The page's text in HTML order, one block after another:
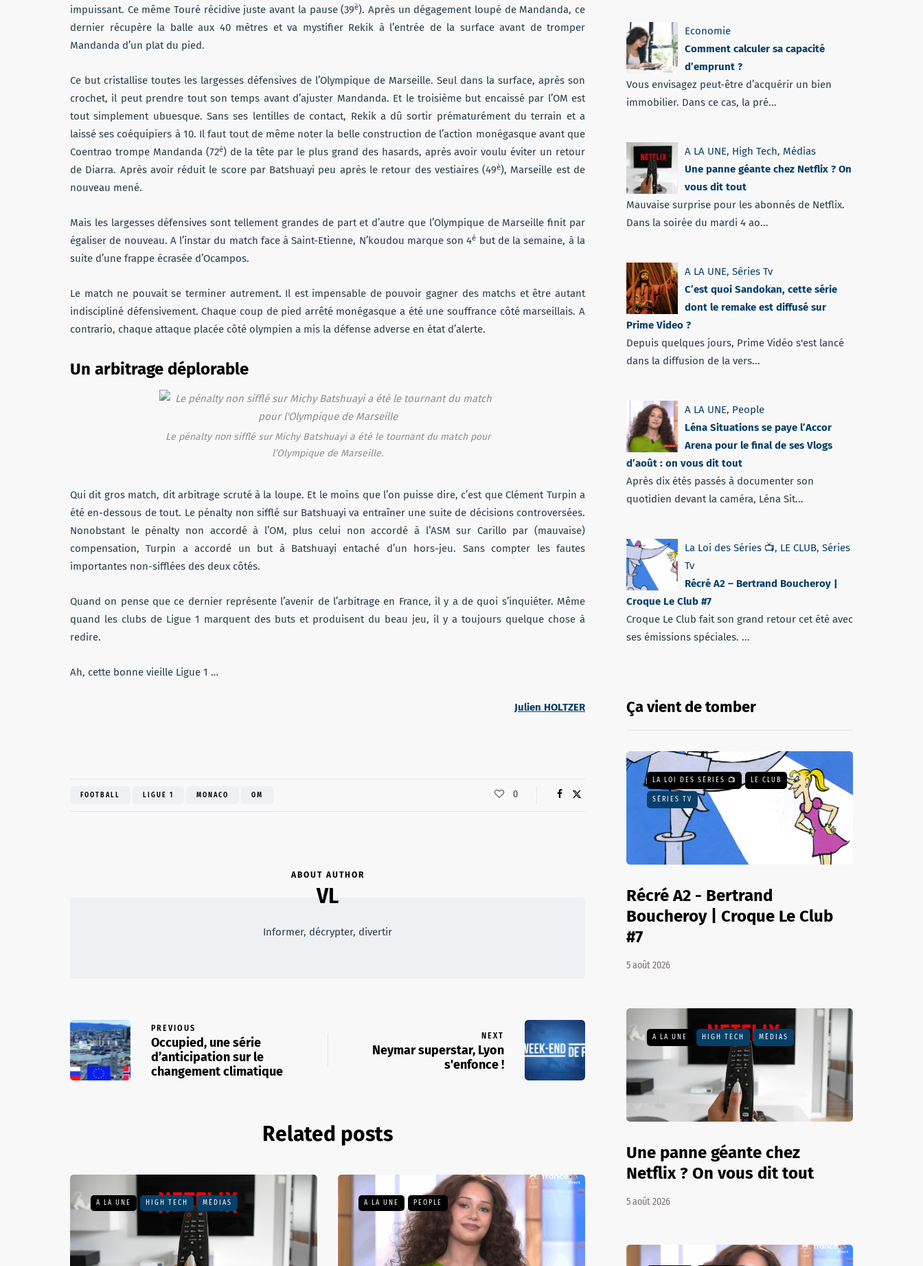
impuissant. Ce même Touré récidive juste avant la pause (39è). Après un dégagement loupé de Mandanda, ce
dernier récupère la balle aux 40 mètres et va mystifier Rekik à l’entrée de la surface avant de tromper
Mandanda d’un plat du pied.
Ce but cristallise toutes les largesses défensives de l’Olympique de Marseille. Seul dans la surface, après son
crochet, il peut prendre tout son temps avant d’ajuster Mandanda. Et le troisième but encaissé par l’OM est
tout simplement ubuesque. Sans ses lentilles de contact, Rekik a dû sortir prématurément du terrain et a
laissé ses coéquipiers à 10. Il faut tout de même noter la belle construction de l’action monégasque avant que
Coentrao trompe Mandanda (72è) de la tête par le plus grand des hasards, après avoir voulu éviter un retour
de Diarra. Après avoir réduit le score par Batshuayi peu après le retour des vestiaires (49è), Marseille est de
nouveau mené.
Mais les largesses défensives sont tellement grandes de part et d’autre que l’Olympique de Marseille finit par
égaliser de nouveau. A l’instar du match face à Saint-Etienne, N’koudou marque son 4è but de la semaine, à la
suite d’une frappe écrasée d’Ocampos.
Le match ne pouvait se terminer autrement. Il est impensable de pouvoir gagner des matchs et être autant
indiscipliné défensivement. Chaque coup de pied arrêté monégasque a été une souffrance côté marseillais. A
contrario, chaque attaque placée côté olympien a mis la défense adverse en état d’alerte.
Un arbitrage déplorable
Le pénalty non sifflé sur Michy Batshuayi a été le tournant du match pour
l’Olympique de Marseille.
Qui dit gros match, dit arbitrage scruté à la loupe. Et le moins que l’on puisse dire, c’est que Clément Turpin a
été en-dessous de tout. Le pénalty non sifflé sur Batshuayi va entraîner une suite de décisions controversées.
Nonobstant le pénalty non accordé à l’OM, plus celui non accordé à l’ASM sur Carillo par (mauvaise)
compensation, Turpin a accordé un but à Batshuayi entaché d’un hors-jeu. Sans compter les fautes
importantes non-sifflées des deux côtés.
Quand on pense que ce dernier représente l’avenir de l’arbitrage en France, il y a de quoi s’inquiéter. Même
quand les clubs de Ligue 1 marquent des buts et produisent du beau jeu, il y a toujours quelque chose à
redire.
Ah, cette bonne vieille Ligue 1 …
Julien HOLTZER
FOOTBALL LIGUE 1 MONACO OM 0
ABOUT AUTHOR
VL
Informer, décrypter, divertir
PREVIOUS
Occupied, une série
d’anticipation sur le
changement climatique
NEXT
Neymar superstar, Lyon
s'enfonce !
Related posts
A LA UNE HIGH TECH MÉDIAS A LA UNE PEOPLE
Economie
Comment calculer sa capacité
d’emprunt ?
Vous envisagez peut-être d’acquérir un bien
immobilier. Dans ce cas, la pré...
A LA UNE, High Tech, Médias
Une panne géante chez Netflix ? On
vous dit tout
Mauvaise surprise pour les abonnés de Netflix.
Dans la soirée du mardi 4 ao...
A LA UNE, Séries Tv
C’est quoi Sandokan, cette série
dont le remake est diffusé sur
Prime Video ?
Depuis quelques jours, Prime Vidéo s'est lancé
dans la diffusion de la vers...
A LA UNE, People
Léna Situations se paye l’Accor
Arena pour le final de ses Vlogs
d’août : on vous dit tout
Après dix étés passés à documenter son
quotidien devant la caméra, Léna Sit...
La Loi des Séries 📺, LE CLUB, Séries
Tv
Récré A2 – Bertrand Boucheroy |
Croque Le Club #7
Croque Le Club fait son grand retour cet été avec
ses émissions spéciales. ...
Ça vient de tomber
LA LOI DES SÉRIES 📺 LE CLUB
SÉRIES TV
Récré A2 - Bertrand
Boucheroy | Croque Le Club
#7
5 août 2026
A LA UNE HIGH TECH MÉDIAS
Une panne géante chez
Netflix ? On vous dit tout
5 août 2026